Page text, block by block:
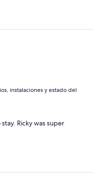
instalaciones y estado del
Ricky was super